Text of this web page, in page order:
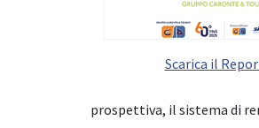
Scarica il
prospettiva, il sistema di